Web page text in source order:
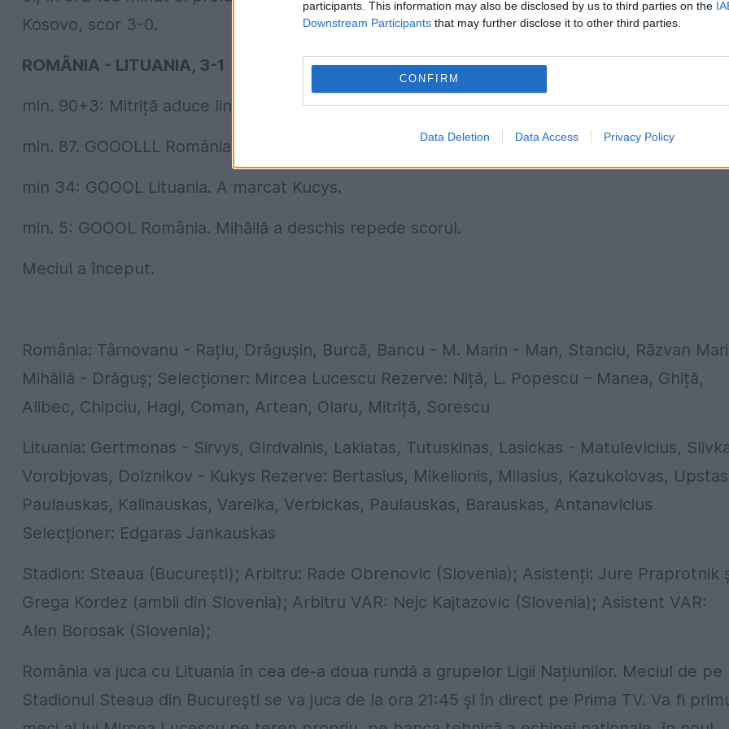
participants. This information may also be disclosed by us to third parties on the
Downstream Participants that may further disclose it to other third parties.
CONFIRM
Data Deletion Data Access Privacy Policy
Kosovo, scor 3-0.
ROMÂNIA - LITUANIA, 3-1
min. 90+3: Mitriță aduce liniștea.
min. 87. GOOOLLL România. Răzvan Marin transformă un penalty.
min 34: GOOOL Lituania. A marcat Kucys.
min. 5: GOOOL România. Mihăilă a deschis repede scorul.
Meciul a început.
România: Târnovanu - Rațiu, Drăgușin, Burcă, Bancu - M. Marin - Man, Stanciu, Răzvan
Mihăilă - Drăguș; Selecționer: Mircea Lucescu Rezerve: Niță, L. Popescu – Manea, Ghiță,
Alibec, Chipciu, Hagi, Coman, Artean, Olaru, Mitriță, Sorescu
Lituania: Gertmonas - Sirvys, Girdvainis, Lakiatas, Tutuskinas, Lasickas - Matulevicius,
Vorobjovas, Dolznikov - Kukys Rezerve: Bertasius, Mikelionis, Milasius, Kazukolovas,
Paulauskas, Kalinauskas, Vareika, Verbickas, Paulauskas, Barauskas, Antanavicius
Selecționer: Edgaras Jankauskas
Stadion: Steaua (București); Arbitru: Rade Obrenovic (Slovenia); Asistenți: Jure Praprotnik
Grega Kordez (ambii din Slovenia); Arbitru VAR: Nejc Kajtazovic (Slovenia); Asistent VAR:
Alen Borosak (Slovenia);
România va juca cu Lituania în cea de-a doua rundă a grupelor Ligii Națiunilor. Meciul de pe
Stadionul Steaua din București se va juca de la ora 21:45 și în direct pe Prima TV. Va fi